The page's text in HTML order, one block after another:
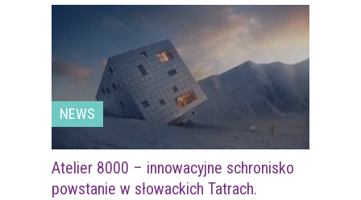
NEWS
Atelier 8000 – innowacyjne schronisko
powstanie w słowackich Tatrach.